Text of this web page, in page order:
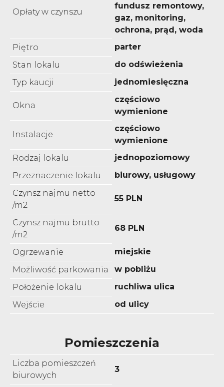
Opłaty w czynszu
fundusz remontowy,
gaz, monitoring,
ochrona, prąd, woda
Piętro
parter
Stan lokalu
do odświeżenia
Typ kaucji
jednomiesięczna
Okna
częściowo
wymienione
Instalacje
częściowo
wymienione
Rodzaj lokalu
jednopoziomowy
Przeznaczenie lokalu
biurowy, usługowy
Czynsz najmu netto
/m2
55 PLN
Czynsz najmu brutto
/m2
68 PLN
Ogrzewanie
miejskie
Możliwość parkowania
w pobliżu
Położenie lokalu
ruchliwa ulica
Wejście
od ulicy
Pomieszczenia
Liczba pomieszczeń
biurowych
3